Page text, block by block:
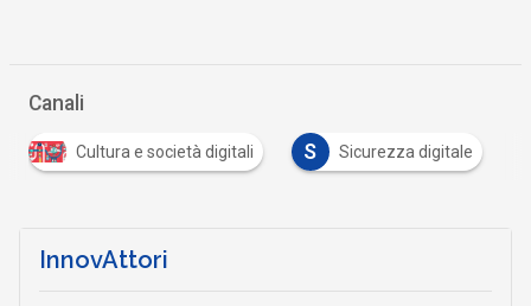
Canali
Cultura e società digitali S Sicurezza digitale
InnovAttori